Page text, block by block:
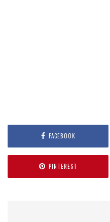
FACEBOOK
PINTEREST